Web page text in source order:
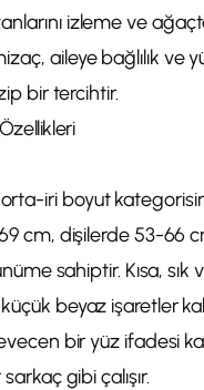
izleme ve
aileye bağlılık ve
bir tercihtir.
iri boyut
cm, dişilerde 53-66
sahiptir. Kısa, sık
beyaz işaretler
bir yüz ifadesi
gibi çalışır.